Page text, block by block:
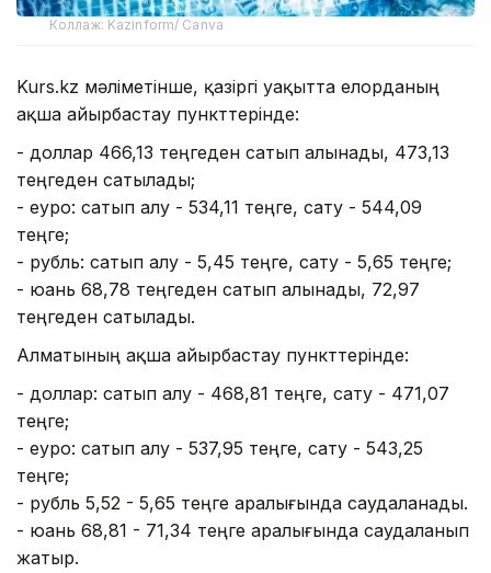
Коллаж: Kazinform/ Canva
Kurs.kz мәліметінше, қазіргі уақытта елорданың
ақша айырбастау пункттерінде:
- доллар 466,13 теңгеден сатып алынады, 473,13
теңгеден сатылады;
- еуро: сатып алу - 534,11 теңге, сату - 544,09
теңге;
- рубль: сатып алу - 5,45 теңге, сату - 5,65 теңге;
- юань 68,78 теңгеден сатып алынады, 72,97
теңгеден сатылады.
Алматының ақша айырбастау пункттерінде:
- доллар: сатып алу - 468,81 теңге, сату - 471,07
теңге;
- еуро: сатып алу - 537,95 теңге, сату - 543,25
теңге;
- рубль 5,52 - 5,65 теңге аралығында саудаланады.
- юань 68,81 - 71,34 теңге аралығында саудаланып
жатыр.